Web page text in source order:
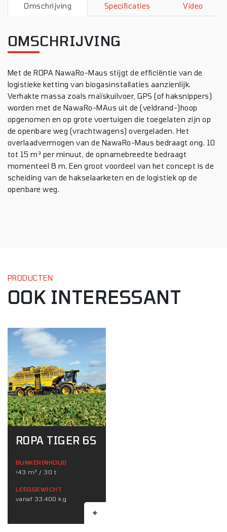
Omschrijving Specificaties Video
OMSCHRIJVING
Met de ROPA NawaRo-Maus stijgt de efficiëntie van de
logistieke ketting van biogasinstallaties aanzienlijk.
Verhakte massa zoals maïskuilvoer, GPS (of haksnippers)
worden met de NawaRo-MAus uit de (veldrand-)hoop
opgenomen en op grote voertuigen die toegelaten zijn op
de openbare weg (vrachtwagens) overgeladen. Het
overlaadvermogen van de NawaRo-Maus bedraagt ong. 10
tot 15 m³ per minuut, de opnamebreedte bedraagt
momenteel 8 m. Een groot voordeel van het concept is de
scheiding van de hakselaarketen en de logistiek op de
openbare weg.
PRODUCTEN
OOK INTERESSANT
ROPA TIGER 6S
BUNKERINHOUD
>43 m³ / 30 t
LEEGGEWICHT
vanaf 33.400 kg